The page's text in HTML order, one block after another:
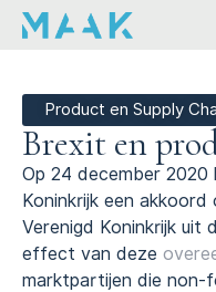
Product en Supply
Brexit en
Op 24 december 2020
Koninkrijk een
Verenigd Koninkrijk uit
effect van deze
marktpartijen die non-